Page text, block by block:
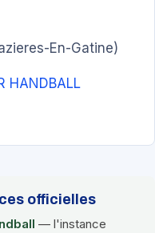
En-Gatine)
HANDBALL
officielles
— l'instance